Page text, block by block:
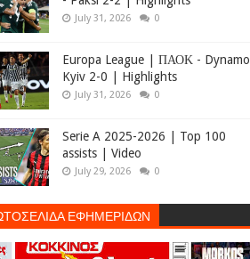
July 31, 2026 0
Europa League | ΠΑΟΚ - Dynamo
Kyiv 2-0 | Highlights
July 31, 2026 0
Serie A 2025-2026 | Top 100
assists | Video
July 29, 2026 0
ΕΦΗΜΕΡΙΔΩΝ